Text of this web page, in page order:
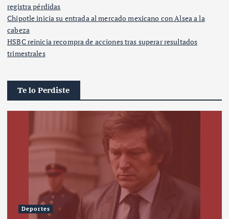
registra pérdidas
Chipotle inicia su entrada al mercado mexicano con Alsea a la
cabeza
HSBC reinicia recompra de acciones tras superar resultados
trimestrales
Te lo Perdiste
Deportes